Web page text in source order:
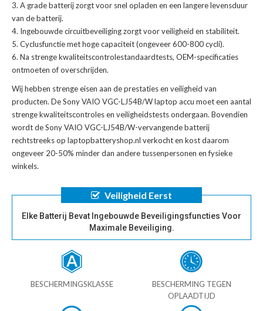
A grade batterij zorgt voor snel opladen en een langere levensduur
van de batterij.
Ingebouwde circuitbeveiliging zorgt voor veiligheid en stabiliteit.
Cyclusfunctie met hoge capaciteit (ongeveer 600-800 cycli).
Na strenge kwaliteitscontrolestandaardtests, OEM-specificaties
ontmoeten of overschrijden.
Wij hebben strenge eisen aan de prestaties en veiligheid van
producten. DeSony VAIO VGC-LJ54B/W laptop accu moet een aantal
strenge kwaliteitscontroles en veiligheidstests ondergaan. Bovendien
wordt deSony VAIO VGC-LJ54B/W-vervangende batterij
rechtstreeks op laptopbatteryshop.nl verkocht en kost daarom
ongeveer 20-50% minder dan andere tussenpersonen en fysieke
winkels.
Veiligheid Eerst
Elke Batterij Bevat Ingebouwde Beveiligingsfuncties Voor
Maximale Beveiliging.
BESCHERMINGSKLASSE
BESCHERMING TEGEN
OPLAADTIJD